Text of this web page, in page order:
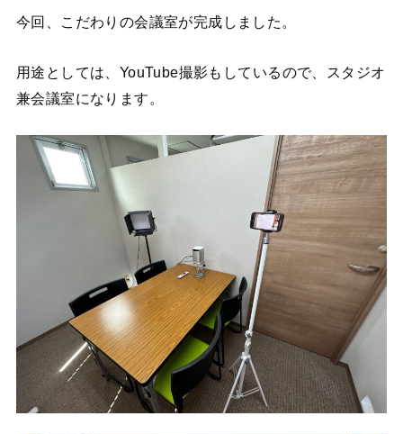
今回、こだわりの会議室が完成しました。
用途としては、YouTube撮影もしているので、スタジオ
兼会議室になります。